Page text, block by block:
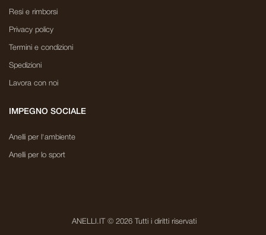
Resi e rimborsi
Privacy policy
Termini e condizioni
Spedizioni
Lavora con noi
IMPEGNO SOCIALE
Anelli per l'ambiente
Anelli per lo sport
ANELLI.IT © 2026 Tutti i diritti riservati